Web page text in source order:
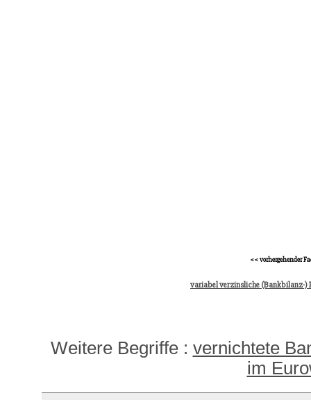
<< vorhergehender
variabel verzinsliche (Bankbilanz-)
Weitere Begriffe : vernichtete
im